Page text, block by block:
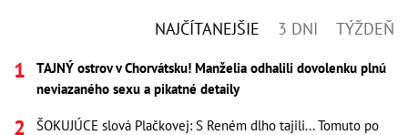
NAJČÍTANEJŠIE 3 DNI TÝŽDEŇ
TAJNÝ ostrov v Chorvátsku! Manželia odhalili dovolenku plnú
neviazaného sexu a pikatné detaily
ŠOKUJÚCE slová Plačkovej: S Reném dlho tajili... Tomuto po